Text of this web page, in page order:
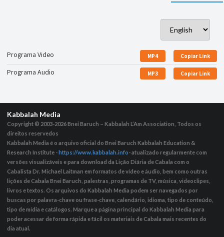
Programa Video MP4 Copiar Link
Programa Audio MP3 Copiar Link
Kabbalah Media
Copyright © 2003-2026Bnei Baruch – Kabbalah L’Am Association, Todos os
direitos reservedos
Kabbalah Media é o arquivo oficial do Bnei Baruch Kabbalah Education &
Research Institute - https://www.kabbalah.info- atualizado regularmente com
versões visualizáveis ​​e para download da Lição Diária de Cabala com o
Cabalista Dr. Michael Laitman em formatos de vídeo e áudio, bem como outras
lições de Cabala Bnei Baruch, palestras, programas de TV, música, videoclipes,
livros e textos. Os arquivos do Kabbalah Media podem ser navegados por
buscas por palavra-chave ou frase-chave, calendário, idioma, tipo de conteúdo,
tipo de mídia e catálogos. Marque a página principal do Kabbalah Media para
poder acessar de forma rápida e fácil os materiais de Cabala mais recentes do
dia atual.